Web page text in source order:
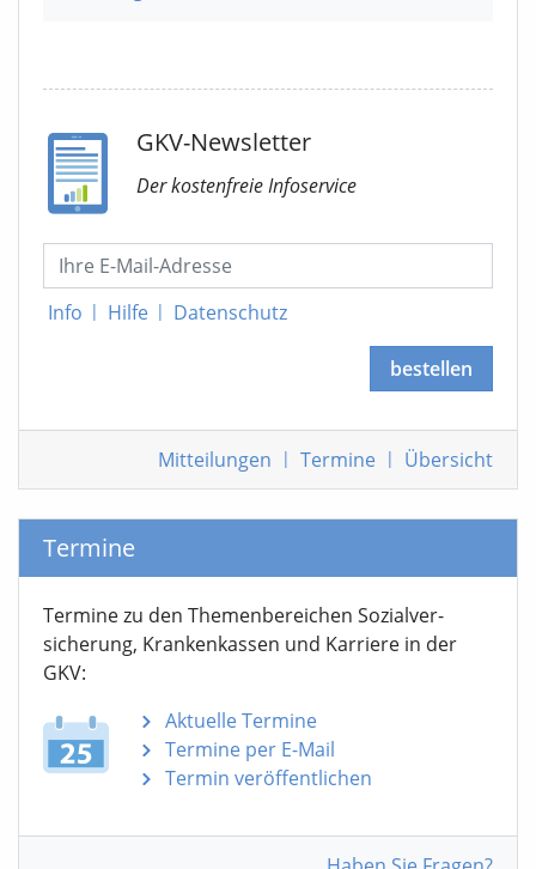
GKV-Newsletter
Der kostenfreie Infoservice
Mitteilungen Termine Übersicht
Termine
Termine zu den Themen­bereichen Sozialver­
GKV:
Aktuelle Termine
Termin veröffentlichen